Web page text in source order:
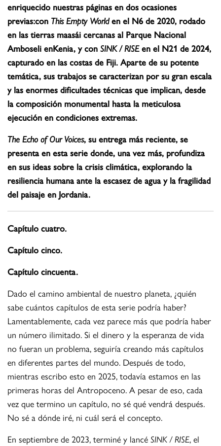
enriquecido nuestras páginas en dos ocasiones
previas:con This Empty Worlden el N6 de 2020, rodado
en las tierras maasái cercanas al Parque Nacional
Amboseli enKenia, y conSINK / RISEen el N21 de 2024,
capturado en las costas de Fiji. Aparte de su potente
temática, sus trabajos se caracterizan por su gran escala
y las enormes dificultades técnicas que implican, desde
la composición monumental hasta la meticulosa
ejecución en condiciones extremas.
The Echo of Our Voices, su entrega más reciente, se
presenta en esta serie donde, una vez más, profundiza
en sus ideas sobre la crisis climática, explorando la
resiliencia humana ante la escasez de agua y la fragilidad
del paisaje en Jordania.
Capítulo cuatro.
Capítulo cinco.
Capítulo cincuenta.
Dado el camino ambiental de nuestro planeta, ¿quién
sabe cuántos capítulos de esta serie podría haber?
Lamentablemente, cada vez parece más que podría haber
un número ilimitado. Si el dinero y la esperanza de vida
no fueran un problema, seguiría creando más capítulos
en diferentes partes del mundo. Después de todo,
mientras escribo esto en 2025, todavía estamos en las
primeras horas del Antropoceno. A pesar de eso, cada
vez que termino un capítulo, no sé qué vendrá después.
No sé a dónde iré, ni cuál será el concepto.
En septiembre de 2023, terminé y lancéSINK / RISE, el